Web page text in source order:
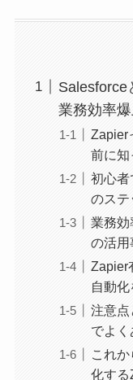
Salesforce
業務効率
Zapier
前に知
初心者
のステ
業務効
の活用
Zapier
自動
注意点
でよ
これ
化す